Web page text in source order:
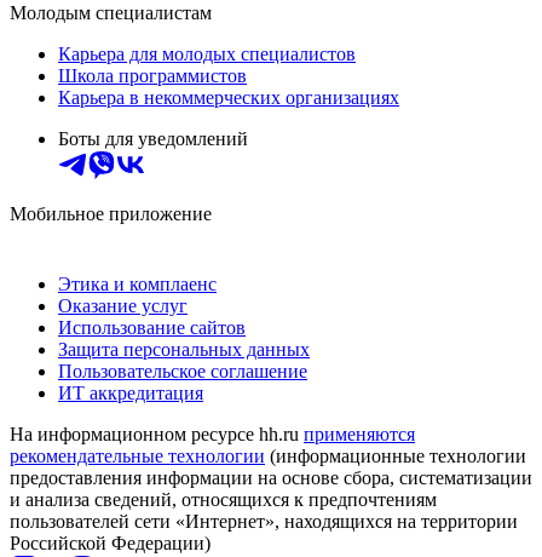
Молодым специалистам
Карьера для молодых специалистов
Школа программистов
Карьера в некоммерческих организациях
Боты для уведомлений
Мобильное приложение
Этика и комплаенс
Оказание услуг
Использование сайтов
Защита персональных данных
Пользовательское соглашение
ИТ аккредитация
На информационном ресурсе hh.ru применяются
рекомендательные технологии (информационные технологии
предоставления информации на основе сбора, систематизации
и анализа сведений, относящихся к предпочтениям
пользователей сети «Интернет», находящихся на территории
Российской Федерации)